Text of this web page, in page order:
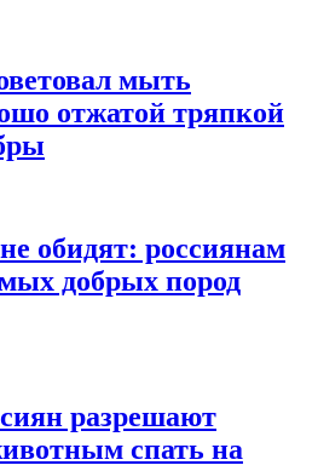
мыть
отжатой тряпкой
обидят: россиянам
добрых пород
разрешают
спать на